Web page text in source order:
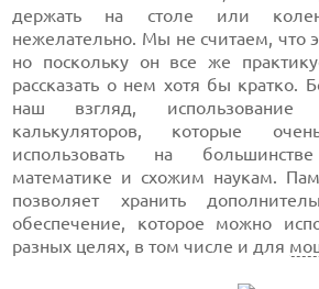
держать на столе или
нежелательно. Мы не считаем, что
но поскольку он все же
рассказать о нем хотя бы кратко.
наш взгляд, использование
калькуляторов, которые
использовать на
математике и схожим наукам.
позволяет хранить
обеспечение, которое можно
разных целях, в том числе и для